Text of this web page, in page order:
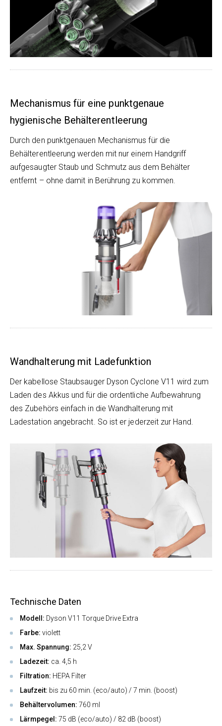
Mechanismus für eine punktgenaue
hygienische Behälterentleerung
Durch den punktgenauen Mechanismus für die
Behälterentleerung werden mit nur einem Handgriff
aufgesaugter Staub und Schmutz aus dem Behälter
entfernt – ohne damit in Berührung zu kommen.
Wandhalterung mit Ladefunktion
Der kabellose Staubsauger Dyson Cyclone V11 wird zum
Laden des Akkus und für die ordentliche Aufbewahrung
des Zubehörs einfach in die Wandhalterung mit
Ladestation angebracht. So ist er jederzeit zur Hand.
Technische Daten
Modell: Dyson V11 Torque Drive Extra
Farbe: violett
Max. Spannung: 25,2 V
Ladezeit: ca. 4,5 h
Filtration: HEPA Filter
Laufzeit: bis zu 60 min. (eco/auto) / 7 min. (boost)
Behältervolumen: 760 ml
Lärmpegel: 75 dB (eco/auto) / 82 dB (boost)